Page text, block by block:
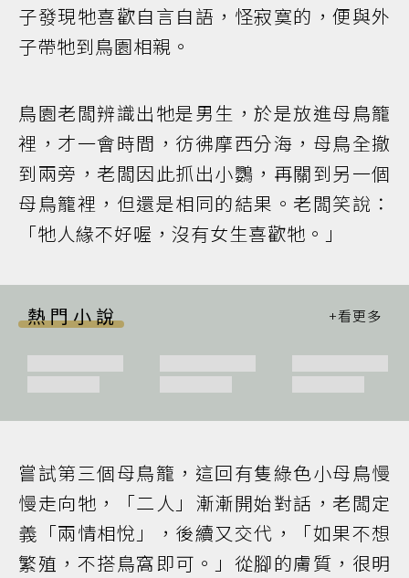
子發現牠喜歡自言自語，怪寂寞的，便與外
子帶牠到鳥園相親。
鳥園老闆辨識出牠是男生，於是放進母鳥籠
裡，才一會時間，彷彿摩西分海，母鳥全撤
到兩旁，老闆因此抓出小鸚，再關到另一個
母鳥籠裡，但還是相同的結果。老闆笑說：
「牠人緣不好喔，沒有女生喜歡牠。」
熱門小說
嘗試第三個母鳥籠，這回有隻綠色小母鳥慢
慢走向牠，「二人」漸漸開始對話，老闆定
義「兩情相悅」，後續又交代，「如果不想
繁殖，不搭鳥窩即可。」從腳的膚質，很明